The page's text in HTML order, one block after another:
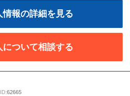
情報の詳細を見る
について相談する
62665